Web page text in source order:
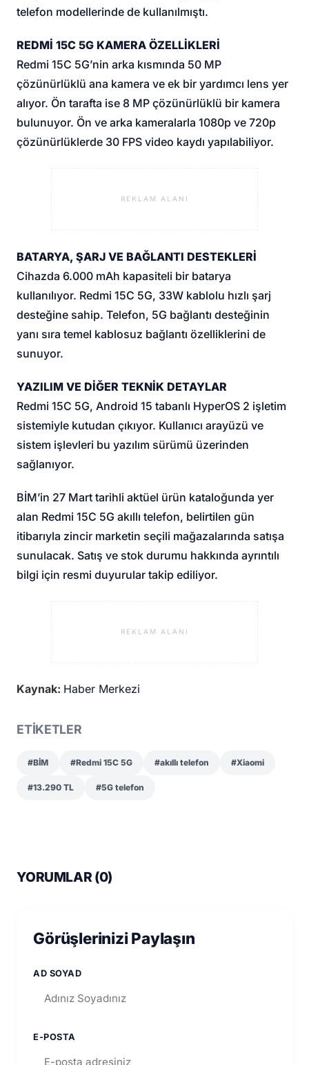
telefon modellerinde de kullanılmıştı.
REDMİ 15C 5G KAMERA ÖZELLİKLERİ
Redmi 15C 5G’nin arka kısmında 50 MP
çözünürlüklü ana kamera ve ek bir yardımcı lens yer
alıyor. Ön tarafta ise 8 MP çözünürlüklü bir kamera
bulunuyor. Ön ve arka kameralarla 1080p ve 720p
çözünürlüklerde 30 FPS video kaydı yapılabiliyor.
REKLAM ALANI
BATARYA, ŞARJ VE BAĞLANTI DESTEKLERİ
Cihazda 6.000 mAh kapasiteli bir batarya
kullanılıyor. Redmi 15C 5G, 33W kablolu hızlı şarj
desteğine sahip. Telefon, 5G bağlantı desteğinin
yanı sıra temel kablosuz bağlantı özelliklerini de
sunuyor.
YAZILIM VE DİĞER TEKNİK DETAYLAR
Redmi 15C 5G, Android 15 tabanlı HyperOS 2 işletim
sistemiyle kutudan çıkıyor. Kullanıcı arayüzü ve
sistem işlevleri bu yazılım sürümü üzerinden
sağlanıyor.
BİM’in 27 Mart tarihli aktüel ürün kataloğunda yer
alan Redmi 15C 5G akıllı telefon, belirtilen gün
itibarıyla zincir marketin seçili mağazalarında satışa
sunulacak. Satış ve stok durumu hakkında ayrıntılı
bilgi için resmi duyurular takip ediliyor.
REKLAM ALANI
Kaynak: Haber Merkezi
ETİKETLER
#BİM #Redmi 15C 5G #akıllı telefon #Xiaomi
#13.290 TL #5G telefon
YORUMLAR (0)
Görüşlerinizi Paylaşın
AD SOYAD
E-POSTA